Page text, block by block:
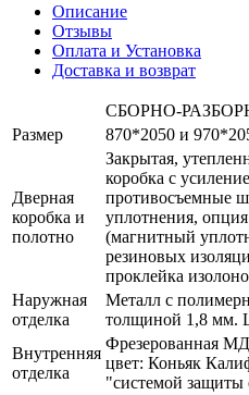
Описание
Отзывы
Оплата и Установка
Доставка и возврат
СБОРНО-
Размер
870*2050 и
Дверная
коробка и
полотно
Закрытая,
коробка с
противосъемные
уплотнения,
(магнитный
резиновых
проклейка
Наружная
отделка
Металл с
толщиной 1,8 мм.
Внутренняя
отделка
Фрезерованная
цвет: Коньяк
"системой защиты